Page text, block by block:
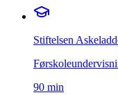
Stiftelsen
90 min